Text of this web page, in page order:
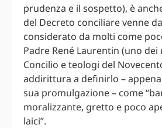
prudenza e il sospetto), è
del Decreto conciliare venne
considerato da molti come
Padre René Laurentin (uno
Concilio e teologi del
addirittura a definirlo –
sua promulgazione – come
moralizzante, gretto e poco
laici”.